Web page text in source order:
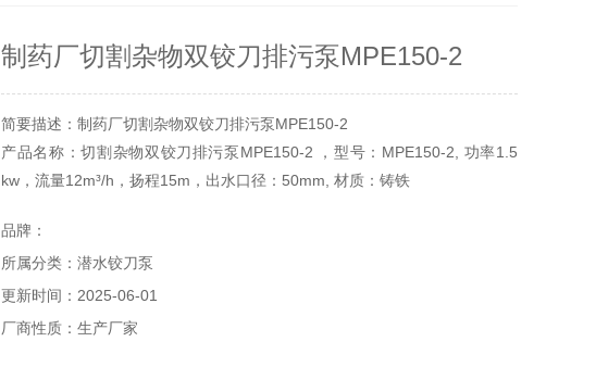
制药厂切割杂物双铰刀排污泵MPE150-2
简要描述：制药厂切割杂物双铰刀排污泵MPE150-2
产品名称：切割杂物双铰刀排污泵MPE150-2 ，型号：MPE150-2, 功率1.5
kw，流量12m³/h，扬程15m，出水口径：50mm, 材质：铸铁
品牌：
所属分类：潜水铰刀泵
更新时间：2025-06-01
厂商性质：生产厂家